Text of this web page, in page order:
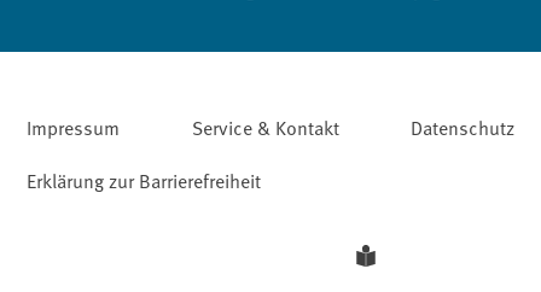
Impressum Service & Kontakt
Datenschutz
Erklärung zur Barrierefreiheit